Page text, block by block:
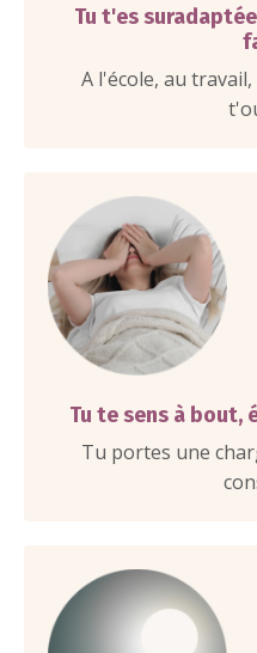
Tu t'es
A l'école, au
Tu te sens à bout,
Tu portes une